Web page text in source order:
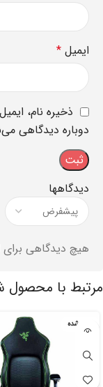
دیدگاهها
هیچ دیدگاهی
ایمیل *
ذخیره نام،
دوباره دیدگاهی
مرتبط با محصول
تمام شده